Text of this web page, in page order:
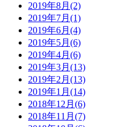
2019年8月(2)
2019年7月(1)
2019年6月(4)
2019年5月(6)
2019年4月(6)
2019年3月(13)
2019年2月(13)
2019年1月(14)
2018年12月(6)
2018年11月(7)